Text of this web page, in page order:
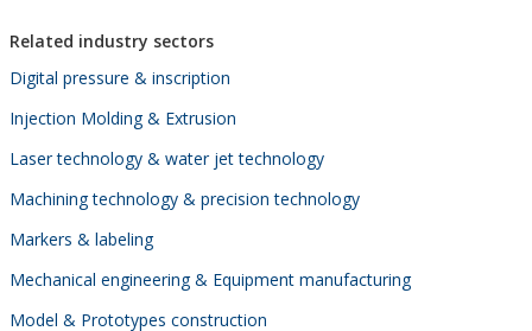
Related industry sectors
Digital pressure & inscription
Injection Molding & Extrusion
Laser technology & water jet technology
Machining technology & precision technology
Markers & labeling
Mechanical engineering & Equipment manufacturing
Model & Prototypes construction